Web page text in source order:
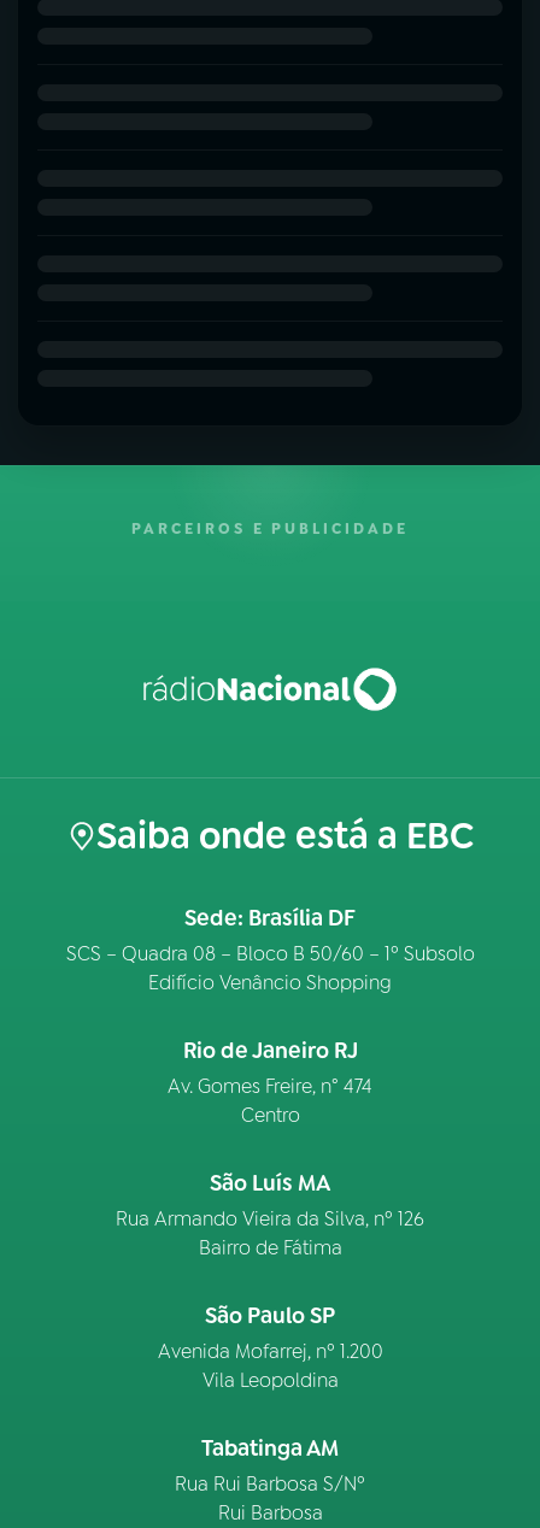
PARCEIROS E PUBLICIDADE
Saiba onde está a EBC
Sede: Brasília DF
SCS – Quadra 08 – Bloco B 50/60 – 1º Subsolo
Edifício Venâncio Shopping
Rio de Janeiro RJ
Av. Gomes Freire, n° 474
Centro
São Luís MA
Rua Armando Vieira da Silva, nº 126
Bairro de Fátima
São Paulo SP
Avenida Mofarrej, nº 1.200
Vila Leopoldina
Tabatinga AM
Rua Rui Barbosa S/Nº
Rui Barbosa